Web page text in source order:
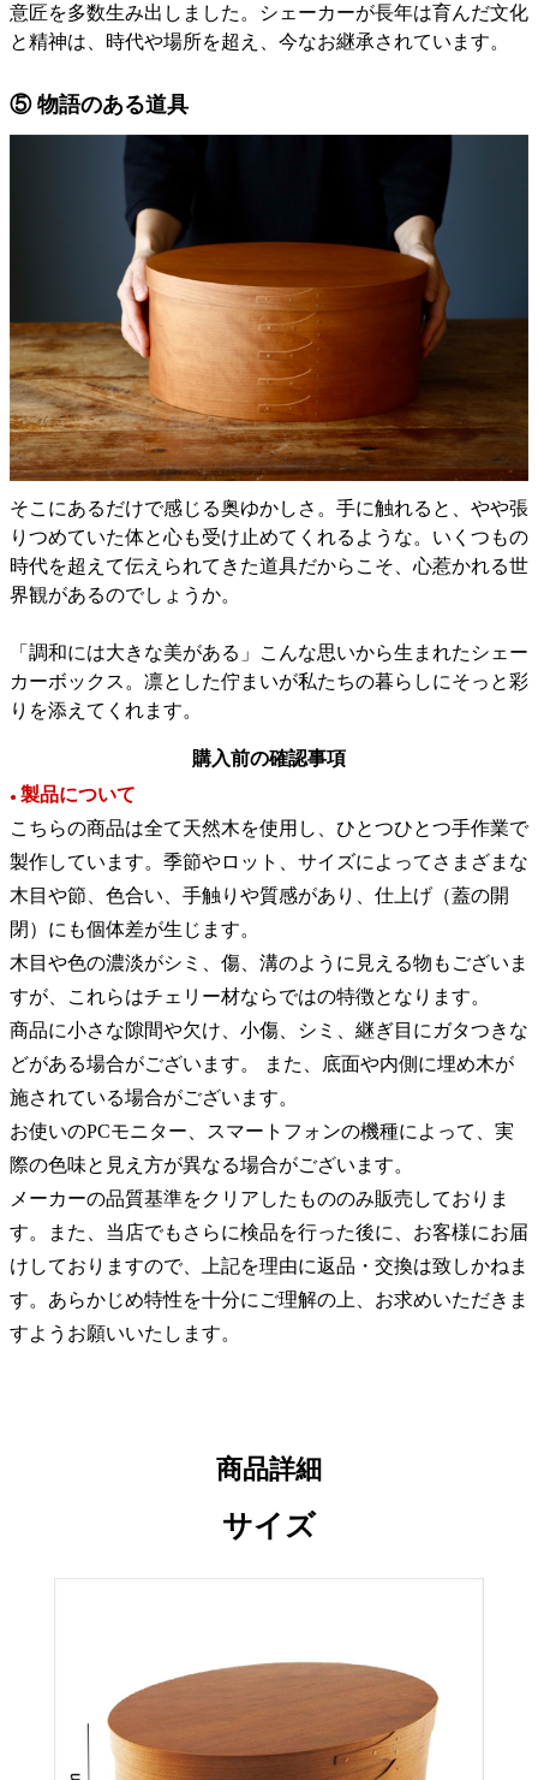
意匠を多数生み出しました。シェーカーが長年は育んだ文化
と精神は、時代や場所を超え、今なお継承されています。
⑤ 物語のある道具
そこにあるだけで感じる奥ゆかしさ。手に触れると、やや張
りつめていた体と心も受け止めてくれるような。いくつもの
時代を超えて伝えられてきた道具だからこそ、心惹かれる世
界観があるのでしょうか。
「調和には大きな美がある」こんな思いから生まれたシェー
カーボックス。凛とした佇まいが私たちの暮らしにそっと彩
りを添えてくれます。
購入前の確認事項
● 製品について
こちらの商品は全て天然木を使用し、ひとつひとつ手作業で
製作しています。季節やロット、サイズによってさまざまな
木目や節、色合い、手触りや質感があり、仕上げ（蓋の開
閉）にも個体差が生じます。
木目や色の濃淡がシミ、傷、溝のように見える物もございま
すが、これらはチェリー材ならではの特徴となります。
商品に小さな隙間や欠け、小傷、シミ、継ぎ目にガタつきな
どがある場合がございます。 また、底面や内側に埋め木が
施されている場合がございます。
お使いのPCモニター、スマートフォンの機種によって、実
際の色味と見え方が異なる場合がございます。
メーカーの品質基準をクリアしたもののみ販売しておりま
す。また、当店でもさらに検品を行った後に、お客様にお届
けしておりますので、上記を理由に返品・交換は致しかねま
す。あらかじめ特性を十分にご理解の上、お求めいただきま
すようお願いいたします。
商品詳細
サイズ